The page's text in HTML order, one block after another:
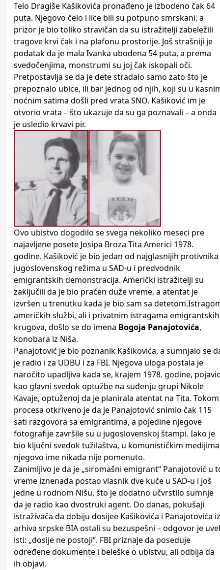
Telo Dragiše Kašikovića pronađeno je izbodeno čak 64
puta. Njegovo čelo i lice bili su potpuno smrskani, a
prizor je bio toliko stravičan da su istražitelji zabeležili
tragove krvi čak i na plafonu prostorije. Još strašniji je
podatak da je mala Ivanka ubodena 54 puta, a prema
svedočenjima, monstrumi su joj čak iskopali oči.
Pretpostavlja se da je dete stradalo samo zato što je
prepoznalo ubice, ili bar jednog od njih, koji su u
noćnim satima došli pred vrata SNO. Kašiković im je
otvorio vrata – što ukazuje da su ga poznavali – a onda
je usledio krvavi pir.
Ovo ubistvo dogodilo se svega nekoliko meseci pre
najavljene posete Josipa Broza Tita Americi 1978.
godine. Kašiković je bio jedan od najglasnijih protivnika
jugoslovenskog režima u SAD-u i predvodnik
emigrantskih demonstracija. Američki istražitelji su
zaključili da je bio praćen duže vreme, a atentat je
izvršen u trenutku kada je bio sam sa
američkih službi, ali i privatnim istragama emigrantskih
krugova, došlo se do imena Bogoja Panajotovića,
konobara iz Niša.
Panajotović je bio poznanik Kašikovića, a sumnjalo se
je radio i za UDBU i za FBI. Njegova uloga postala je
naročito upadljiva kada se, krajem 1978. godine,
kao glavni svedok optužbe na suđenju grupi Nikole
Kavaje, optuženoj da je planirala atentat na Tita. Tokom
procesa otkriveno je da je Panajotović snimio čak 115
sati razgovora sa emigrantima, a pojedine njegove
fotografije završile su u jugoslovenskoj štampi. Iako je
bio ključni svedok tužilaštva, u komunističkim medijima
njegovo ime nikada nije pomenuto.
Zanimljivo je da je „siromašni emigrant“ Panajotović u
vreme iznenada postao vlasnik dve kuće u SAD-u i još
jedne u rodnom Nišu, što je dodatno učvrstilo sumnje
da je radio kao dvostruki agent. Do danas, pokušaji
istraživača da dobiju dosijee Kašikovića i Panajotovića iz
arhiva srpske BIA ostali su bezuspešni – odgovor je
isti: „dosije ne postoji“. FBI priznaje da poseduje
određene dokumente i beleške o ubistvu, ali odbija da
ih objavi.